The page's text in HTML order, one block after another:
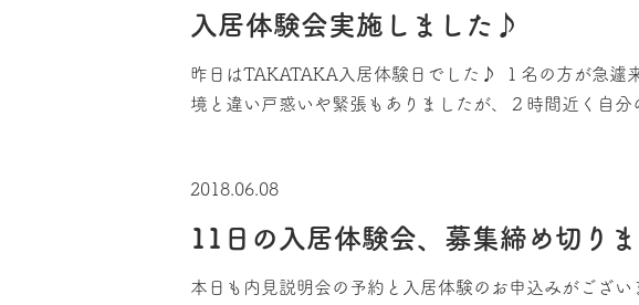
入居体験会実施しました♪
昨日はTAKATAKA入居体験日でした♪ １名の方が急遽
境と違い戸惑いや緊張もありましたが、２時間近く自
2018.06.08
11日の入居体験会、募集締め切りま
本日も内見説明会の予約と入居体験のお申込みがござ